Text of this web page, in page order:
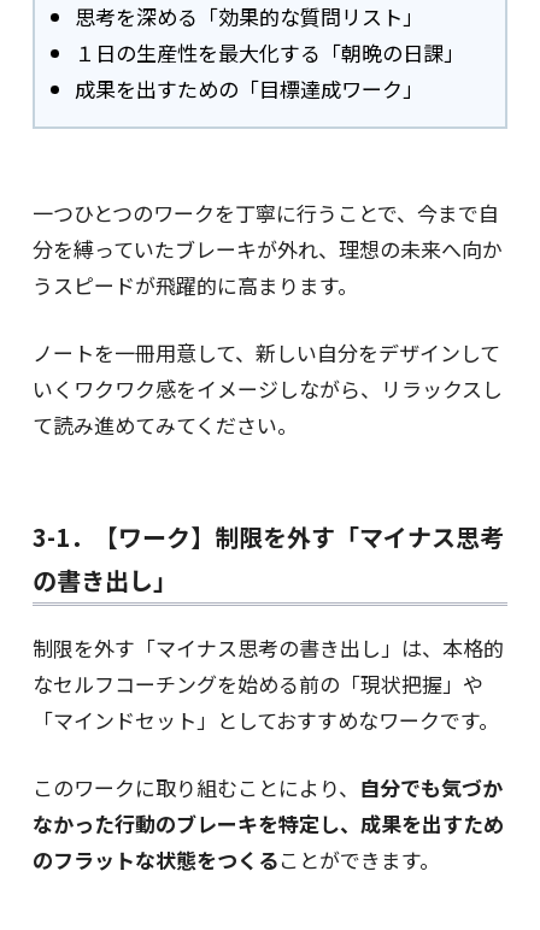
思考を深める「効果的な質問リスト」
１日の生産性を最大化する「朝晩の日課」
成果を出すための「目標達成ワーク」
一つひとつのワークを丁寧に行うことで、今まで自
分を縛っていたブレーキが外れ、理想の未来へ向か
うスピードが飛躍的に高まります。
ノートを一冊用意して、新しい自分をデザインして
いくワクワク感をイメージしながら、リラックスし
て読み進めてみてください。
3-1．【ワーク】制限を外す「マイナス思考
の書き出し」
制限を外す「マイナス思考の書き出し」は、本格的
なセルフコーチングを始める前の「現状把握」や
「マインドセット」としておすすめなワークです。
このワークに取り組むことにより、 自分でも気づか
なかった行動のブレーキを特定し、成果を出すため
のフラットな状態をつくることができます。